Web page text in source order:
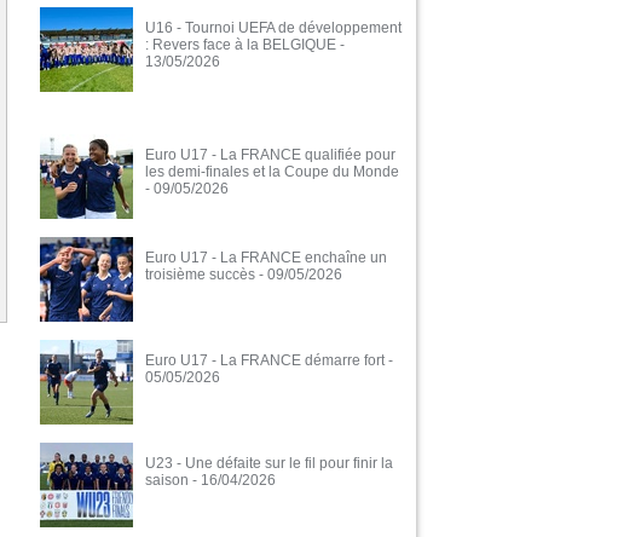
U16 - Tournoi UEFA de développement
: Revers face à la BELGIQUE -
13/05/2026
Euro U17 - La FRANCE qualifiée pour
les demi-finales et la Coupe du Monde
- 09/05/2026
Euro U17 - La FRANCE enchaîne un
troisième succès - 09/05/2026
Euro U17 - La FRANCE démarre fort -
05/05/2026
U23 - Une défaite sur le fil pour finir la
saison - 16/04/2026